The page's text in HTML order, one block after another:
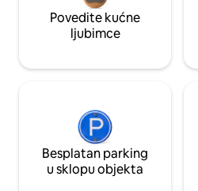
Povedite kućne
ljubimce
Besplatan parking
u sklopu objekta